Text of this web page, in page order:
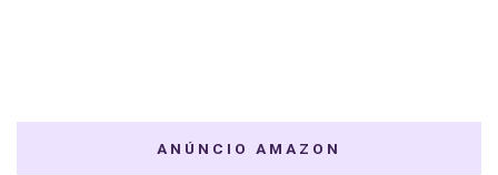
ANÚNCIO AMAZON